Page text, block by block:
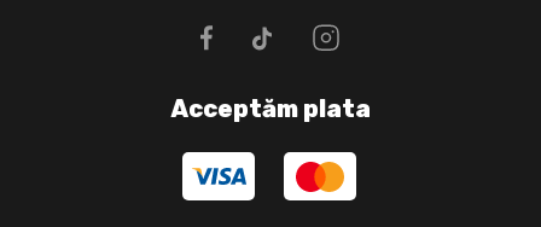
Acceptăm plata